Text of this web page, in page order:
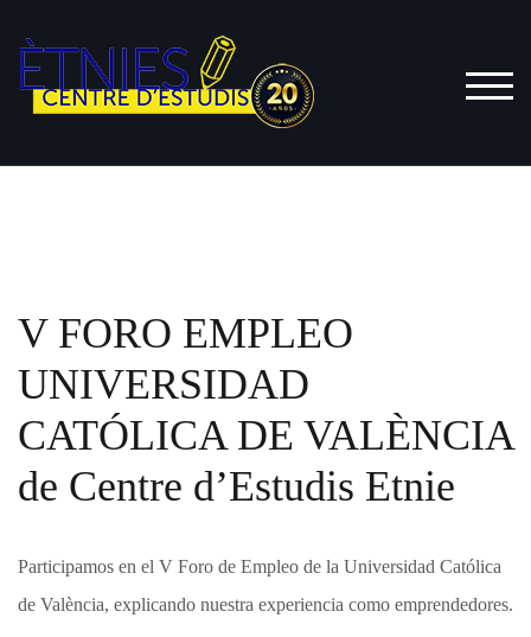
contenido
V FORO EMPLEO
UNIVERSIDAD
CATÓLICA DE VALÈNCIA
de Centre d’Estudis Etnie
Participamos en el V Foro de Empleo de la Universidad Católica
de València, explicando nuestra experiencia como emprendedores.